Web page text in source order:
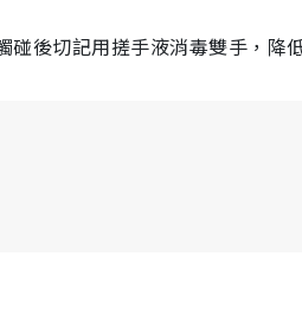
碰後切記用搓手液消毒雙手，降